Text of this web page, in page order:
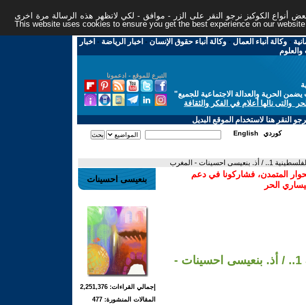
أنواع الكوكيز نرجو النقر على الزر - موافق - لكي لاتظهر هذه الرسالة مرة اخرى -
This website uses cookies to ensure you get the best experience on our website
-وكالة أنباء العمال -وكالة أنباء حقوق الإنسان - اخبار الرياضة - اخبار
والعلوم
التبرع للموقع - ادعمونا
الحرية والعدالة الاجتماعية للجميع"
والتى نالها أعلام في الفكر والثقافة
النقر هنا لاستخدام الموقع البديل
English كوردي
احسينات - المغرب
المتمدن، فشاركونا في دعم
الحر
ما يمكن قوله عن القضية الفلسطينية 1.. / أذ. بنعيسى احسينات -
بنعيسى احسينات
إجمالي القراءات: 2,251,376
المقالات المنشورة: 477